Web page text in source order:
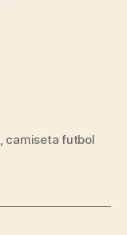
, camiseta futbol